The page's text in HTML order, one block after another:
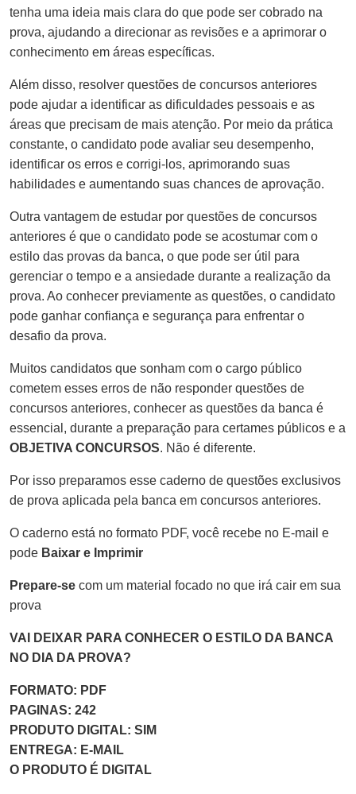
tenha uma ideia mais clara do que pode ser cobrado na
prova, ajudando a direcionar as revisões e a aprimorar o
conhecimento em áreas específicas.
Além disso, resolver questões de concursos anteriores
pode ajudar a identificar as dificuldades pessoais e as
áreas que precisam de mais atenção. Por meio da prática
constante, o candidato pode avaliar seu desempenho,
identificar os erros e corrigi-los, aprimorando suas
habilidades e aumentando suas chances de aprovação.
Outra vantagem de estudar por questões de concursos
anteriores é que o candidato pode se acostumar com o
estilo das provas da banca, o que pode ser útil para
gerenciar o tempo e a ansiedade durante a realização da
prova. Ao conhecer previamente as questões, o candidato
pode ganhar confiança e segurança para enfrentar o
desafio da prova.
Muitos candidatos que sonham com o cargo público
cometem esses erros de não responder questões de
concursos anteriores, conhecer as questões da banca é
essencial, durante a preparação para certames públicos e a
OBJETIVA CONCURSOS. Não é diferente.
Por isso preparamos esse caderno de questões exclusivos
de prova aplicada pela banca em concursos anteriores.
O caderno está no formato PDF, você recebe no E-mail e
pode Baixar e Imprimir
Prepare-se com um material focado no que irá cair em sua
prova
VAI DEIXAR PARA CONHECER O ESTILO DA BANCA
NO DIA DA PROVA?
FORMATO: PDF
PAGINAS: 242
PRODUTO DIGITAL: SIM
ENTREGA: E-MAIL
O PRODUTO É DIGITAL